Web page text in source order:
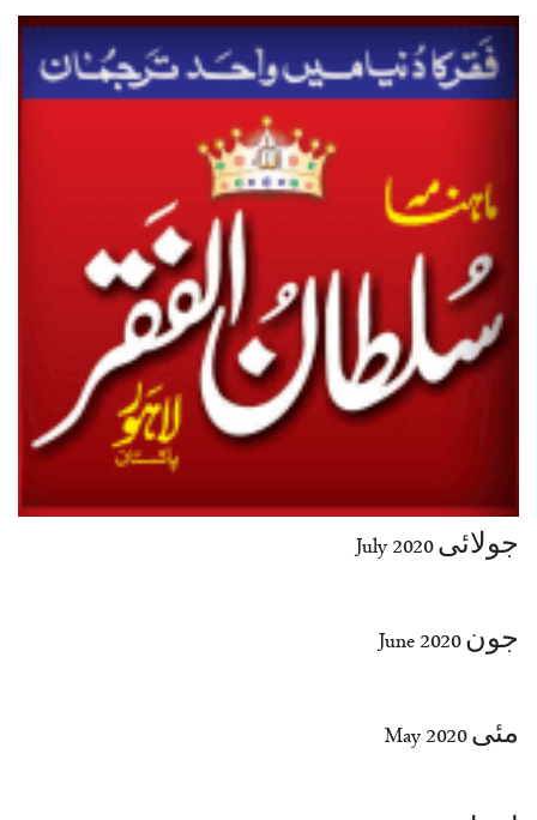
جولائی July 2020
جون June 2020
مئی May 2020